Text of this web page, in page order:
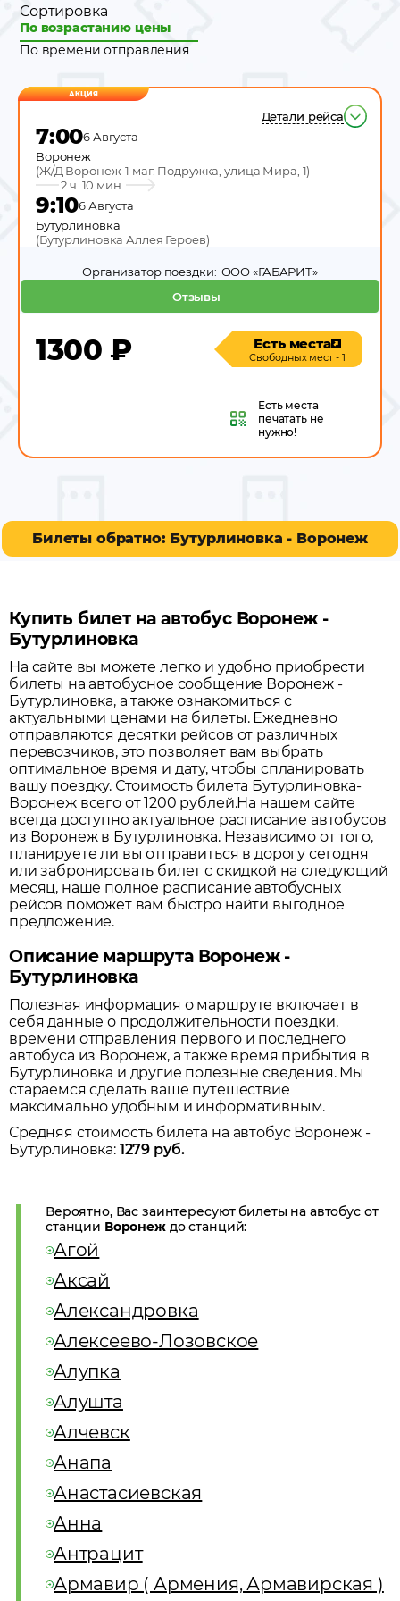
Сортировка
По возрастанию цены
По времени отправления
АКЦИЯ
Детали рейса
7:006 Августа
Воронеж
(Ж/Д Воронеж-1 маг. Подружка, улица Мира, 1)
2 ч. 10 мин.
9:106 Августа
Бутурлиновка
(Бутурлиновка Аллея Героев)
Отзывы
Организатор поездки: ООО «ГАБАРИТ»
1300 ₽ Есть места
Свободных мест - 1
Есть места
печатать не
нужно!
Билеты обратно: Бутурлиновка - Воронеж
Купить билет на автобус Воронеж -
Бутурлиновка
На сайте вы можете легко и удобно приобрести
билеты на автобусное сообщение Воронеж-
Бутурлиновка, а также ознакомиться с
актуальными ценами на билеты. Ежедневно
отправляются десятки рейсов от различных
перевозчиков, это позволяет вам выбрать
оптимальное время и дату, чтобы спланировать
вашу поездку. Стоимость билета Бутурлиновка-
Воронеж всего от 1200 рублей.На нашем сайте
всегда доступно актуальное расписание автобусов
из Воронежв Бутурлиновка. Независимо от того,
планируете ли вы отправиться в дорогу сегодня
или забронировать билет с скидкой на следующий
месяц, наше полное расписание автобусных
рейсов поможет вам быстро найти выгодное
предложение.
Описание маршрута Воронеж -
Бутурлиновка
Полезная информация о маршруте включает в
себя данные о продолжительности поездки,
времени отправления первого и последнего
автобуса из Воронеж, а также время прибытия в
Бутурлиновка и другие полезные сведения. Мы
стараемся сделать ваше путешествие
максимально удобным и информативным.
Средняя стоимость билета на автобус Воронеж -
Бутурлиновка: 1279 руб.
Вероятно, Вас заинтересуют билеты на автобус от
станции Воронеждо станций:
Агой
Аксай
Александровка
Алексеево-Лозовское
Алупка
Алушта
Алчевск
Анапа
Анастасиевская
Анна
Антрацит
Армавир ( Армения, Армавирская )